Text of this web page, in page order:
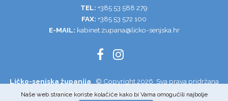
TEL: +385 53 588 279
FAX: +385 53 572 100
E-MAIL: kabinet.zupana@licko-senjska.hr
Ličko-senjska županija
© Copyright 2026. Sva prava pridržana
Web design & development by VIT CMS
Naše web stranice koriste kolačiće kako bi Vama omogućili najbolje